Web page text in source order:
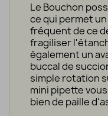
Le Bouchon
ce qui permet
fréquent de ce
fragiliser
également un
buccal de
simple rotation
mini pipette
bien de paille